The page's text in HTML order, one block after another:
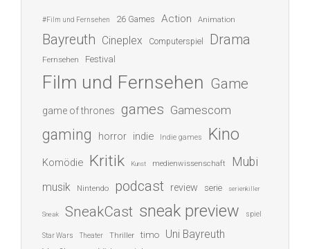
#Film und Fernsehen 26 Games Action Animation
Bayreuth Cineplex Computerspiel Drama
Fernsehen Festival
Film und Fernsehen Game
game of thrones games Gamescom
gaming horror indie Indie games Kino
Komödie Kritik Kunst medienwissenschaft Mubi
musik Nintendo podcast review serie serienkiller
Sneak SneakCast sneak preview spiel
Star Wars Theater Thriller timo Uni Bayreuth